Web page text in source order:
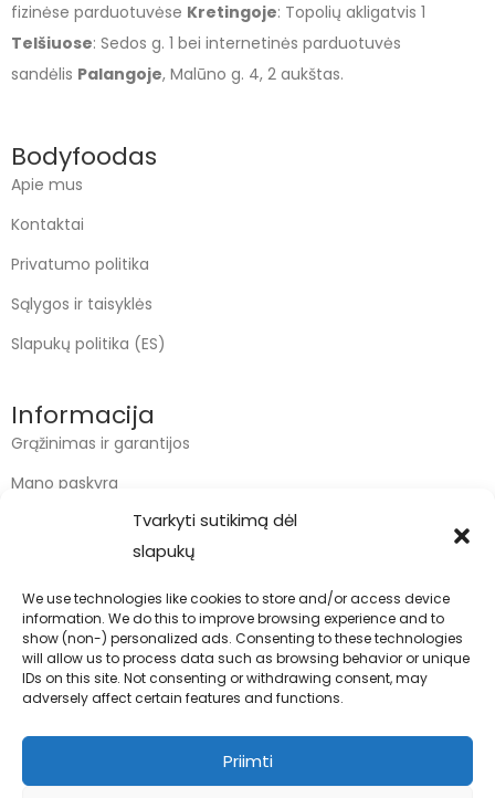
Tvarkyti sutikimą dėl
slapukų
We use technologies like cookies to store and/or access device
information. We do this to improve browsing experience and to
show (non-) personalized ads. Consenting to these technologies
will allow us to process data such as browsing behavior or unique
IDs on this site. Not consenting or withdrawing consent, may
adversely affect certain features and functions.
Priimti
fizinėse parduotuvėse Kretingoje: Topolių akligatvis 1
Telšiuose: Sedos g. 1 bei internetinės parduotuvės
sandėlis Palangoje, Malūno g. 4, 2 aukštas.
Bodyfoodas
Apie mus
Kontaktai
Privatumo politika
Sąlygos ir taisyklės
Slapukų politika (ES)
Informacija
Grąžinimas ir garantijos
Mano paskyra
Kontaktai
info@bodyfoodas.lt
+370 600 77017